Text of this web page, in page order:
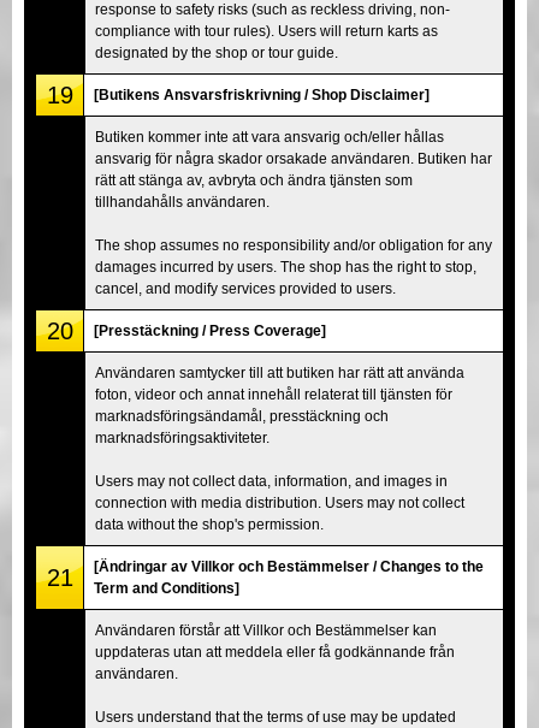
response to safety risks (such as reckless driving, non-
compliance with tour rules). Users will return karts as
designated by the shop or tour guide.
19 [Butikens Ansvarsfriskrivning / Shop Disclaimer]
Butiken kommer inte att vara ansvarig och/eller hållas
ansvarig för några skador orsakade användaren. Butiken har
rätt att stänga av, avbryta och ändra tjänsten som
tillhandahålls användaren.
The shop assumes no responsibility and/or obligation for any
damages incurred by users. The shop has the right to stop,
cancel, and modify services provided to users.
20 [Presstäckning / Press Coverage]
Användaren samtycker till att butiken har rätt att använda
foton, videor och annat innehåll relaterat till tjänsten för
marknadsföringsändamål, presstäckning och
marknadsföringsaktiviteter.
Users may not collect data, information, and images in
connection with media distribution. Users may not collect
data without the shop's permission.
21
[Ändringar av Villkor och Bestämmelser / Changes to the
Term and Conditions]
Användaren förstår att Villkor och Bestämmelser kan
uppdateras utan att meddela eller få godkännande från
användaren.
Users understand that the terms of use may be updated